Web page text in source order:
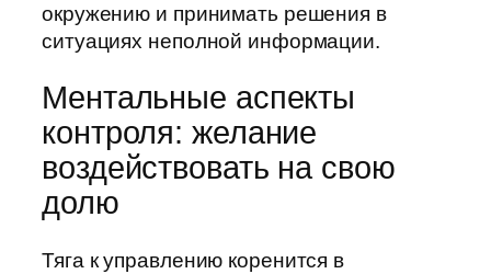
окружению и принимать решения в
ситуациях неполной информации.
Ментальные аспекты
контроля: желание
воздействовать на свою
долю
Тяга к управлению коренится в